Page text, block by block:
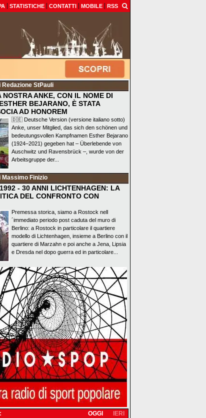
STATISTICHE CONTATTI MOBILE RSS
Redazione StPauli
ANKE, CON IL NOME DI
BEJARANO, È STATA
AD HONOREM
🇩🇪 Deutsche Version (versione italiano sotto)
Anke, unser Mitglied, das sich den schönen und
bedeutungsvollen Kampfnamen Esther Bejarano
(1924–2021) gegeben hat – Überlebende von
Auschwitz und Ravensbrück –, wurde von der
Arbeitsgruppe der...
Massimo Finizio
- 30 ANNI LICHTENHAGEN: LA
DEL CONFRONTO CON
Premessa storica, siamo a Rostock nell
´immediato periodo post caduta del muro di
Berlino: a Rostock in particolare il quartiere
modello di Lichtenhagen, insieme a Berlino con il
quartiere di Marzahn e poi anche a Jena, Lipsia
e Dresda nel dopo guerra ed in particolare...
IERI
OGGI